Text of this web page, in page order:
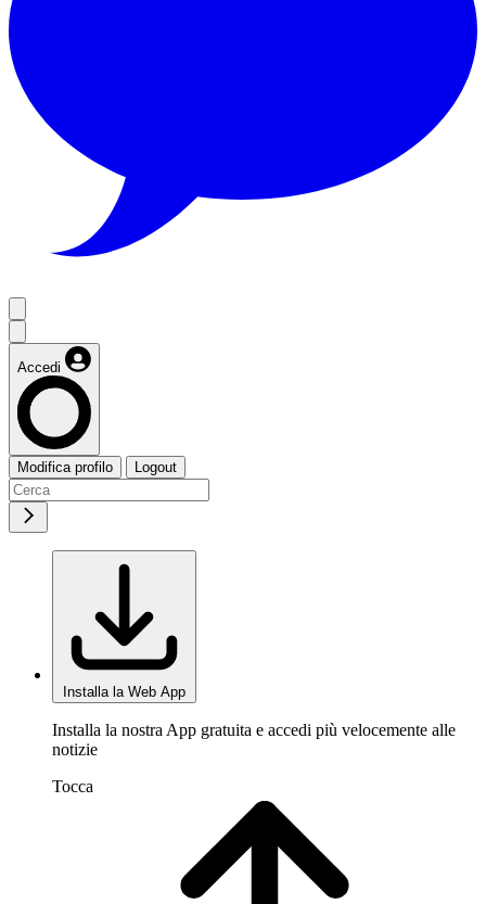
Accedi
Modifica profilo Logout
Installa la Web App
Installa la nostra App gratuita e accedi più velocemente alle
notizie
Tocca